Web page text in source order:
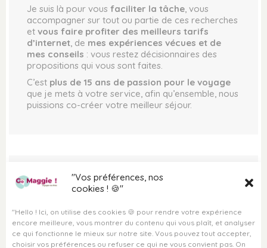
"Vos préférences, nos
cookies ! 🍪"
"Hello ! Ici, on utilise des cookies 🍪 pour rendre votre expérience
encore meilleure, vous montrer du contenu qui vous plaît, et analyser
ce qui fonctionne le mieux sur notre site. Vous pouvez tout accepter,
choisir vos préférences ou refuser ce qui ne vous convient pas. On
Je suis là pour vous faciliter la tâche , vous
accompagner sur tout ou partie de ces recherches
et vous faire profiter des meilleurs tarifs
d’internet , de mes expériences vécues et de
mes conseils : vous restez décisionnaires des
propositions qui vous sont faites.
C’est plus de 15 ans de passion pour le voyage
que je mets à votre service, afin qu’ensemble, nous
puissions co-créer votre meilleur séjour.
Contact
PRESSE
MES COUPS DE COEUR ❤
DESTINATION JAMAÏQUE
DESTINATION ZANZIBAR
DESTINATION SÉNÉGAL
DESTINATION LISBONNE
DESTINATION LONDRES
VOYAGE SUR MESURE
VOYAGE CLÉ EN MAIN
VOYAGE HORS DES SENTIERS
BATTUS